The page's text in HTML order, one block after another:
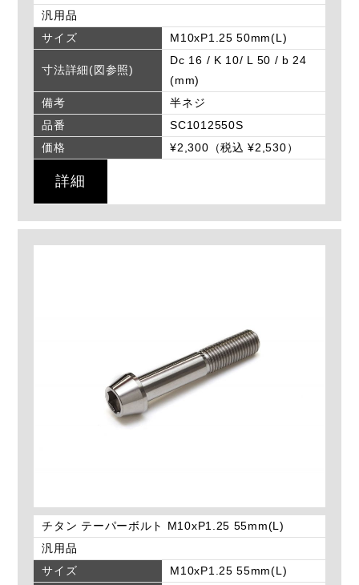
汎用品
サイズ
M10xP1.25 50mm(L)
寸法詳細(図参照)
Dc 16 / K 10/ L 50 / b 24
(mm)
備考
半ネジ
品番
SC1012550S
価格
¥2,300（税込 ¥2,530）
詳細
チタン テーパーボルト M10xP1.25 55mm(L)
汎用品
サイズ
M10xP1.25 55mm(L)